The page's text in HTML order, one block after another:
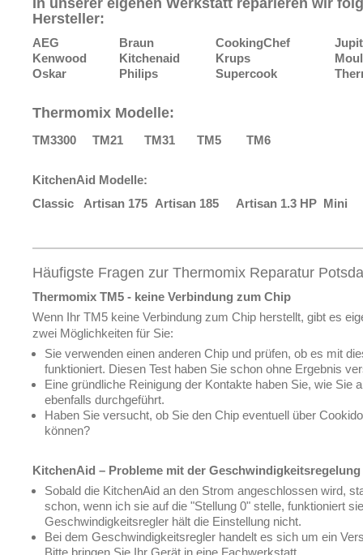
In unserer eigenen Werkstatt reparieren wir
Hersteller:
AEG Braun CookingChef
Kenwood
Kitchenaid Krups
Oskar
Philips Supercook
Thermomix Modelle:
TM3300 TM21 TM31 TM5 TM6
KitchenAid Modelle:
Classic
Artisan 175 Artisan 185 Artisan 1.3 HP Mini
Häufigste Fragen zur Thermomix Reparatur
Thermomix TM5 - keine Verbindung zum Chip
Wenn Ihr TM5 keine Verbindung zum Chip herstellt, gibt es
zwei Möglichkeiten für Sie:
Sie verwenden einen anderen Chip und prüfen, ob es mit
funktioniert. Diesen Test haben Sie schon ohne Ergebnis
Eine gründliche Reinigung der Kontakte haben Sie, wie Sie
ebenfalls durchgeführt.
Haben Sie versucht, ob Sie den Chip eventuell über
können?
KitchenAid – Probleme mit der Geschwindigkeitsregelung
Sobald die KitchenAid an den Strom angeschlossen wird,
schon, wenn ich sie auf die "Stellung 0" stelle, funktioniert
Geschwindigkeitsregler hält die Einstellung nicht.
Bei dem Geschwindigkeitsregler handelt es sich um ein
Bitte bringen Sie Ihr Gerät in eine Fachwerkstatt.